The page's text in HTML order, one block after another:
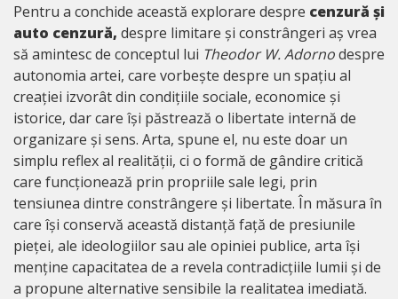
Pentru a conchide această explorare despre cenzură și
auto cenzură, despre limitare și constrângeri aș vrea
să amintesc de conceptul lui Theodor W. Adornodespre
autonomia artei, care vorbește despre un spațiu al
creației izvorât din condițiile sociale, economice și
istorice, dar care își păstrează o libertate internă de
organizare și sens. Arta, spune el, nu este doar un
simplu reflex al realității, ci o formă de gândire critică
care funcționează prin propriile sale legi, prin
tensiunea dintre constrângere și libertate. În măsura în
care își conservă această distanță față de presiunile
pieței, ale ideologiilor sau ale opiniei publice, arta își
menține capacitatea de a revela contradicțiile lumii și de
a propune alternative sensibile la realitatea imediată.